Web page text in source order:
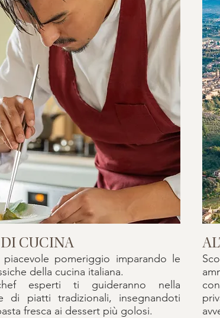
CUCINA
piacevole pomeriggio imparando le
della cucina italiana.
esperti ti guideranno nella
di piatti tradizionali, insegnandoti
fresca ai dessert più golosi.